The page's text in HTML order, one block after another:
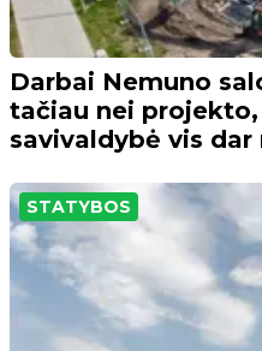
Darbai Nemuno
tačiau nei
savivaldybė vis dar
STATYBOS